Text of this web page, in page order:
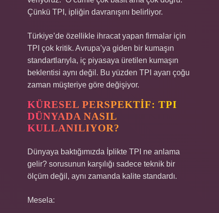
Çünkü TPI, ipliğin davranışını belirliyor.
Türkiye’de özellikle ihracat yapan firmalar için
TPI çok kritik. Avrupa’ya giden bir kumaşın
standartlarıyla, iç piyasaya üretilen kumaşın
beklentisi aynı değil. Bu yüzden TPI ayarı çoğu
zaman müşteriye göre değişiyor.
KÜRESEL PERSPEKTIF: TPI
DÜNYADA NASIL
KULLANILIYOR?
Dünyaya baktığımızda İplikte TPI ne anlama
gelir? sorusunun karşılığı sadece teknik bir
ölçüm değil, aynı zamanda kalite standardı.
Mesela: